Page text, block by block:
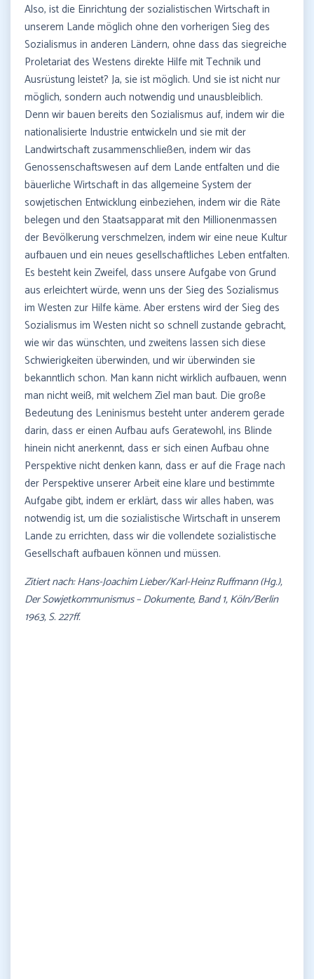
Also, ist die Einrichtung der sozialistischen Wirtschaft in
unserem Lande möglich ohne den vorherigen Sieg des
Sozialismus in anderen Ländern, ohne dass das siegreiche
Proletariat des Westens direkte Hilfe mit Technik und
Ausrüstung leistet? Ja, sie ist möglich. Und sie ist nicht nur
möglich, sondern auch notwendig und unausbleiblich.
Denn wir bauen bereits den Sozialismus auf, indem wir die
nationalisierte Industrie entwickeln und sie mit der
Landwirtschaft zusammenschließen, indem wir das
Genossenschaftswesen auf dem Lande entfalten und die
bäuerliche Wirtschaft in das allgemeine System der
sowjetischen Entwicklung einbeziehen, indem wir die Räte
belegen und den Staatsapparat mit den Millionenmassen
der Bevölkerung verschmelzen, indem wir eine neue Kultur
aufbauen und ein neues gesellschaftliches Leben entfalten.
Es besteht kein Zweifel, dass unsere Aufgabe von Grund
aus erleichtert würde, wenn uns der Sieg des Sozialismus
im Westen zur Hilfe käme. Aber erstens wird der Sieg des
Sozialismus im Westen nicht so schnell zustande gebracht,
wie wir das wünschten, und zweitens lassen sich diese
Schwierigkeiten überwinden, und wir überwinden sie
bekanntlich schon. Man kann nicht wirklich aufbauen, wenn
man nicht weiß, mit welchem Ziel man baut. Die große
Bedeutung des Leninismus besteht unter anderem gerade
darin, dass er einen Aufbau aufs Geratewohl, ins Blinde
hinein nicht anerkennt, dass er sich einen Aufbau ohne
Perspektive nicht denken kann, dass er auf die Frage nach
der Perspektive unserer Arbeit eine klare und bestimmte
Aufgabe gibt, indem er erklärt, dass wir alles haben, was
notwendig ist, um die sozialistische Wirtschaft in unserem
Lande zu errichten, dass wir die vollendete sozialistische
Gesellschaft aufbauen können und müssen.
Zitiert nach: Hans-Joachim Lieber/Karl-Heinz Ruffmann (Hg.),
Der Sowjetkommunismus – Dokumente, Band 1, Köln/Berlin
1963, S. 227ff.